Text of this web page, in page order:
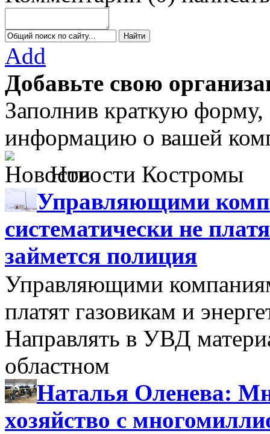
Add
Добавьте свою
Заполнив краткую
информацию о вашей
Новости Костромы
Управляющими
систематически не
займется полиция
Управляющими
платят газовикам и
Направлять в УВД
областном
Наталья Оленева:
хозяйство с